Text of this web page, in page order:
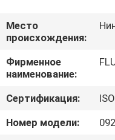
О
НАС
ФАБРИКИ
Место
происхождения:
Фирменное
наименование:
Сертификация:
Номер модели: